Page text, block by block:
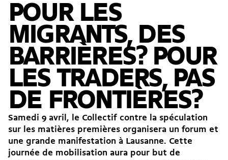
POUR LES
MIGRANTS, DES
BARRIÈRES? POUR
LES TRADERS, PAS
DE FRONTIÈRES?
Samedi 9 avril, le Collectif contre la spéculation
sur les matières premières organisera un forum et
une grande manifestation à Lausanne. Cette
journée de mobilisation aura pour but de